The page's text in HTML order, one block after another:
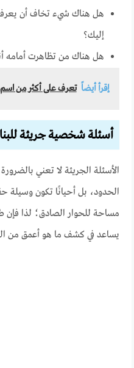
هل هناك شيء تخاف أن
إليك؟
هل هناك من تظاهرت أمامه
إقرأ أيضاً تعرف على أكثر من
أسئلة شخصية جريئة
الأسئلة الجريئة لا تعني
الحدود، بل أحيانًا تكون وسيلة
مساحة للحوار الصادق؛ لذا فإن
يساعد في كشف ما هو أعمق من